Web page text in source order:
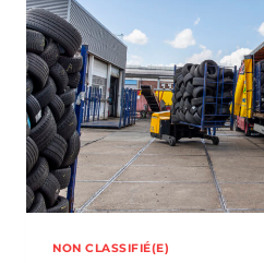
NON CLASSIFIÉ(E)